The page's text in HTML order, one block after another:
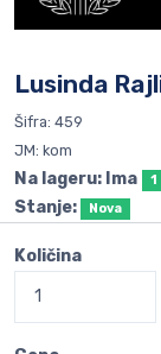
Lusinda
Šifra: 459
JM: kom
Na lageru: Ima 1
Stanje: Nova
Količina